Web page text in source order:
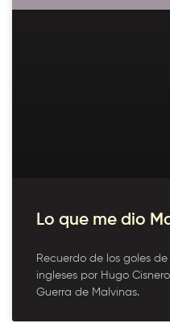
Lo que me dio
Recuerdo de los goles
ingleses por Hugo
Guerra de Malvinas.